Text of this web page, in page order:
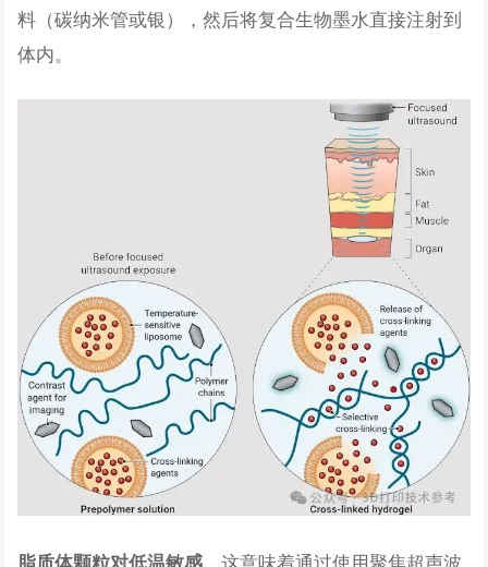
料（碳纳米管或银），然后将复合生物墨水直接注射到
体内。
脂质体颗粒对低温敏感 ，这意味着通过使用聚焦超声波